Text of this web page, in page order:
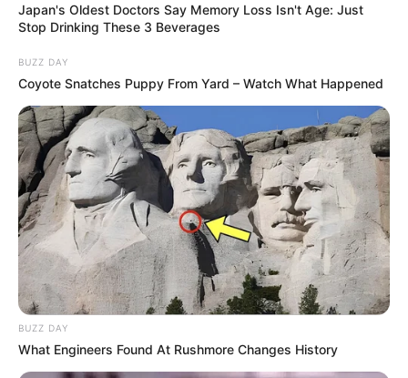
Japan's Oldest Doctors Say Memory Loss Isn't Age: Just
Stop Drinking These 3 Beverages
BUZZ DAY
Coyote Snatches Puppy From Yard – Watch What Happened
BUZZ DAY
What Engineers Found At Rushmore Changes History